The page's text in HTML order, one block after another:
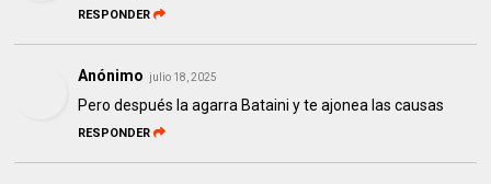
RESPONDER
Anónimo julio 18, 2025
Pero después la agarra Bataini y te ajonea las causas
RESPONDER